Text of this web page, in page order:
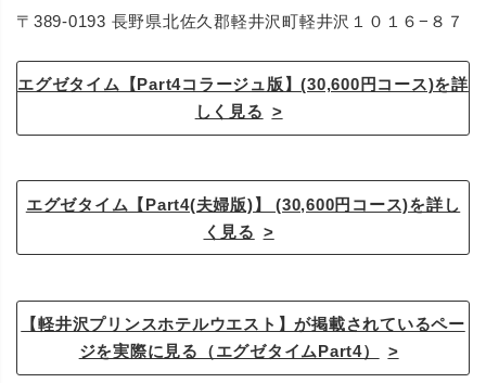
〒389-0193 長野県北佐久郡軽井沢町軽井沢１０１６−８７
エグゼタイム【Part4コラージュ版】(30,600円コース)を詳
しく見る
エグゼタイム【Part4(夫婦版)】 (30,600円コース)を詳し
く見る
【軽井沢プリンスホテルウエスト】が掲載されているペー
ジを実際に見る（エグゼタイムPart4）